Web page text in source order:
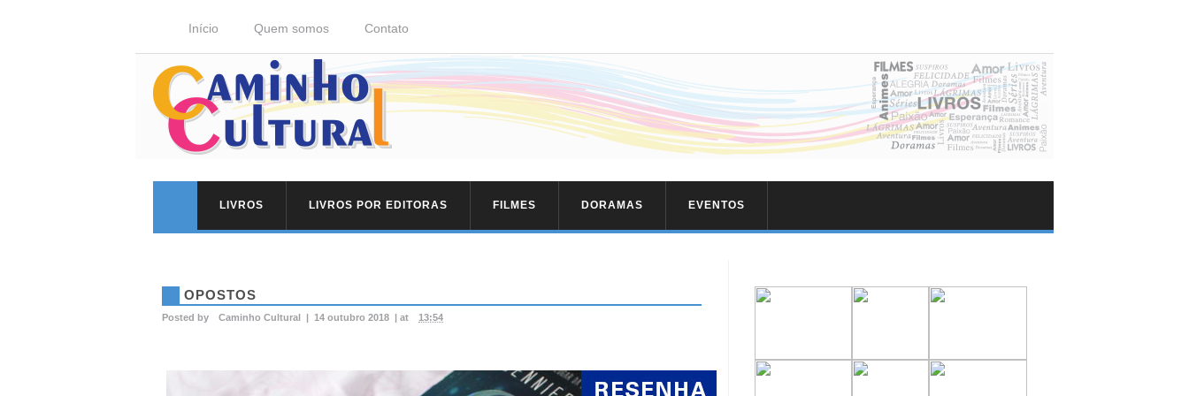
Início Quem somos Contato
LIVROS LIVROS POR EDITORAS FILMES DORAMAS EVENTOS
OPOSTOS
Posted by Caminho Cultural | 14 outubro 2018 | at 13:54